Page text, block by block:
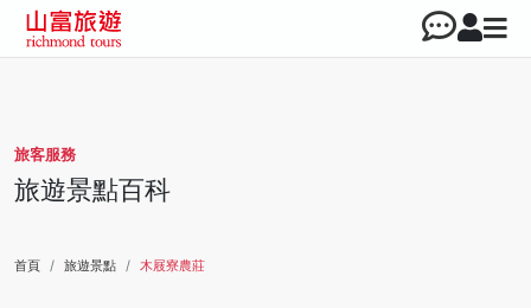
旅客服務
旅遊景點百科
首頁 旅遊景點 木屐寮農莊